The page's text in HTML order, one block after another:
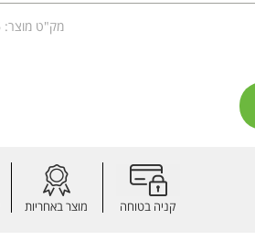
מק"ט מוצר: 7290019115076
קניה בטוחה מוצר באחריות